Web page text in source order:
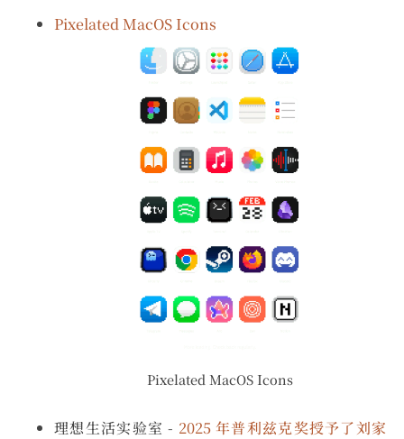
Pixelated MacOS Icons
Pixelated MacOS Icons
理想生活实验室 - 2025 年普利兹克奖授予了刘家